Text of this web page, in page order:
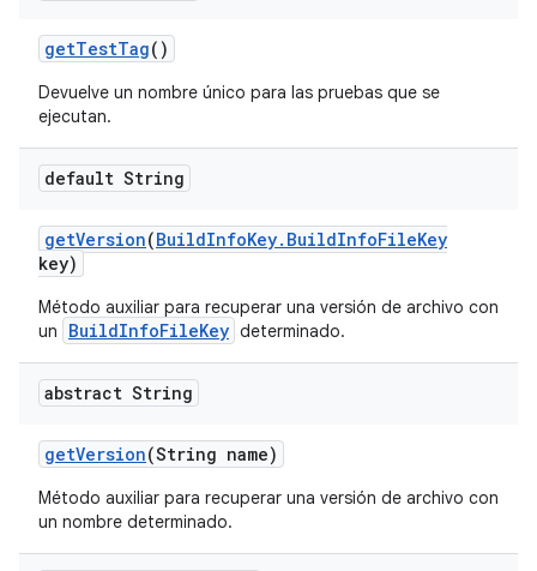
getTestTag()
Devuelve un nombre único para las pruebas que se
ejecutan.
default String
getVersion(BuildInfoKey. BuildInfoFileKey
key)
Método auxiliar para recuperar una versión de archivo con
un
BuildInfoFileKey determinado.
abstract String
getVersion(String name)
Método auxiliar para recuperar una versión de archivo con
un nombre determinado.